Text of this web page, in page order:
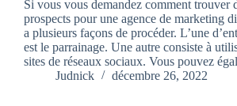
Si vous vous demandez comment trouver
prospects pour une agence de marketing
a plusieurs façons de procéder. L’une
est le parrainage. Une autre consiste à
sites de réseaux sociaux. Vous pouvez
Judnick
décembre 26, 2022